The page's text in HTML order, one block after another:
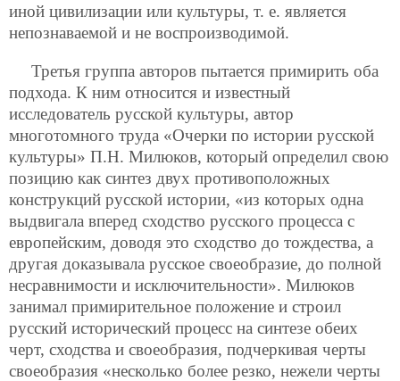
иной цивилизации или культуры, т. е. является
непознаваемой и не воспроизводимой.
Третья группа авторов пытается примирить оба
подхода. К ним относится и известный
исследователь русской культуры, автор
многотомного труда «Очерки по истории русской
культуры» П.Н. Милюков, который определил свою
позицию как синтез двух противоположных
конструкций русской истории, «из которых одна
выдвигала вперед сходство русского процесса с
европейским, доводя это сходство до тождества, а
другая доказывала русское своеобразие, до полной
несравнимости и исключительности». Милюков
занимал примирительное положение и строил
русский исторический процесс на синтезе обеих
черт, сходства и своеобразия, подчеркивая черты
своеобразия «несколько более резко, нежели черты